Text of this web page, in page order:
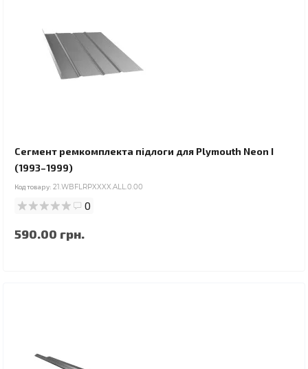
Сегмент ремкомплекта підлоги для Plymouth Neon I
(1993–1999)
Код товару: 21.WBFLRPXXXX.ALL.0.00
0
590.00 грн.